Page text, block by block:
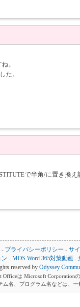
。
た。
で半角/に置き換
- プライバシーポリシー - サ
ン -MOS Word 365対策動画 -
reserved by Odyssey
Officeは Microsoft Corporation
ム名、プログラム名などは、